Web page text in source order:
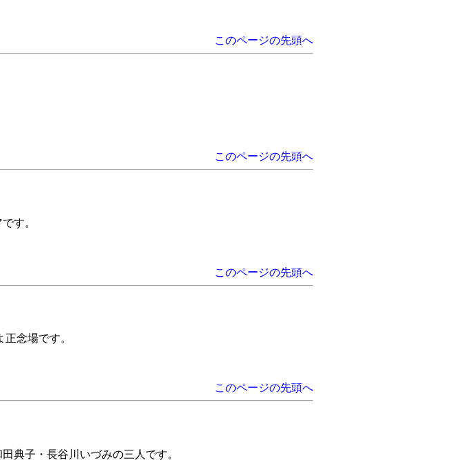
このページの先頭へ
このページの先頭へ
す。
このページの先頭へ
念場です。
このページの先頭へ
典子・長谷川いづみの三人です。